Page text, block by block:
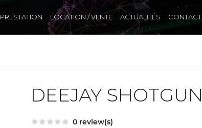
PRESTATION LOCATION / VENTE ACTUALITÉS CONTACT
DEEJAY SHOTGUN
0 review(s)